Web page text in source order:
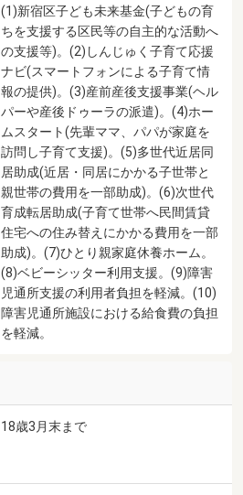
(1)新宿区子ども未来基金(子どもの育
ちを支援する区民等の自主的な活動へ
の支援等)。(2)しんじゅく子育て応援
ナビ(スマートフォンによる子育て情
報の提供)。(3)産前産後支援事業(ヘル
パーや産後ドゥーラの派遣)。(4)ホー
ムスタート(先輩ママ、パパが家庭を
訪問し子育て支援)。(5)多世代近居同
居助成(近居・同居にかかる子世帯と
親世帯の費用を一部助成)。(6)次世代
育成転居助成(子育て世帯へ民間賃貸
住宅への住み替えにかかる費用を一部
助成)。(7)ひとり親家庭休養ホーム。
(8)ベビーシッター利用支援。(9)障害
児通所支援の利用者負担を軽減。(10)
障害児通所施設における給食費の負担
を軽減。
18歳3月末まで